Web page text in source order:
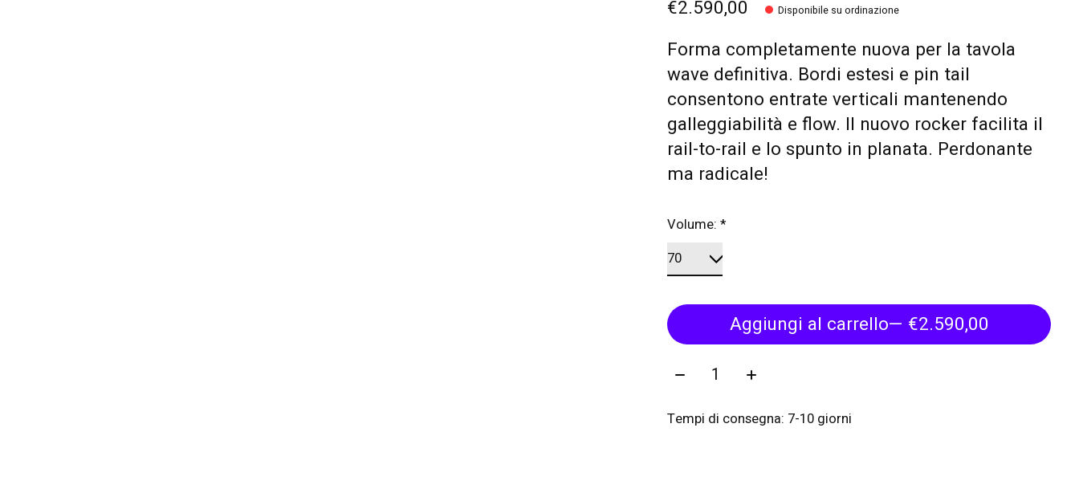
€2.590,00 Disponibile su ordinazione
Forma completamente nuova per la tavola
wave definitiva. Bordi estesi e pin tail
consentono entrate verticali mantenendo
galleggiabilità e flow. Il nuovo rocker facilita il
rail-to-rail e lo spunto in planata. Perdonante
ma radicale!
Volume:*
Aggiungi al carrello
— €2.590,00
Quantità:
Tempi di consegna: 7-10 giorni